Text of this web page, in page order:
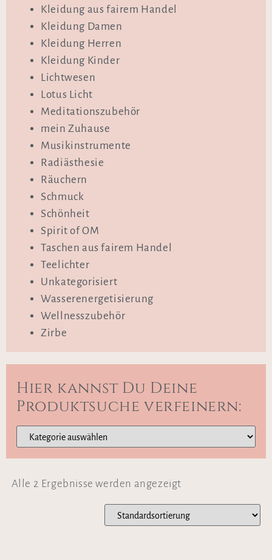
Kleidung aus fairem Handel
Kleidung Damen
Kleidung Herren
Kleidung Kinder
Lichtwesen
Lotus Licht
Meditationszubehör
mein Zuhause
Musikinstrumente
Radiästhesie
Räuchern
Schmuck
Schönheit
Spirit of OM
Taschen aus fairem Handel
Teelichter
Unkategorisiert
Wasserenergetisierung
Wellnesszubehör
Zirbe
Hier kannst Du Deine
Produktsuche verfeinern:
Alle 2 Ergebnisse werden angezeigt